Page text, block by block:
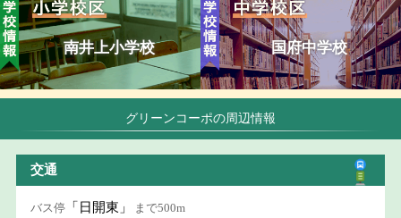
南井上小学校 国府中学校
グリーンコーポの周辺情報
交通
バス停 「日開東」 まで500m